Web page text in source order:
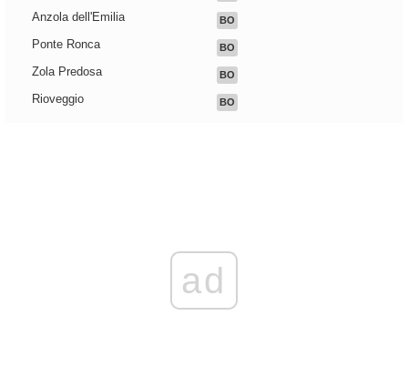
Anzola dell'Emilia BO
Ponte Ronca BO
Zola Predosa BO
Rioveggio BO
ad